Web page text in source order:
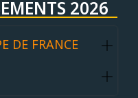
2026
DE FRANCE